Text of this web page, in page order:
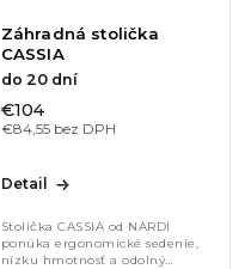
Záhradná stolička
CASSIA
do 20 dní
€84,55 bez DPH
€104
Detail
Stolička CASSIA od NARDI
ponúka ergonomické sedenie,
nízku hmotnosť a odolný